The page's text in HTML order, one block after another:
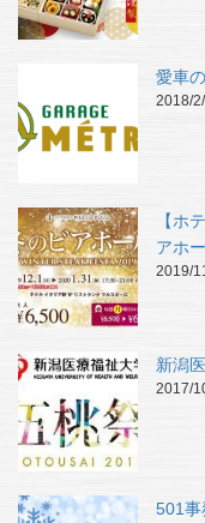
愛車
2018/
【ホ
アホ
2019/
新潟
2017/
501